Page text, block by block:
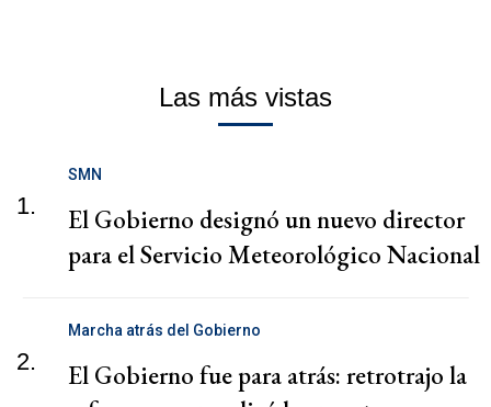
Las más vistas
1.
SMN
El Gobierno designó un nuevo director
para el Servicio Meteorológico Nacional
2.
Marcha atrás del Gobierno
El Gobierno fue para atrás: retrotrajo la